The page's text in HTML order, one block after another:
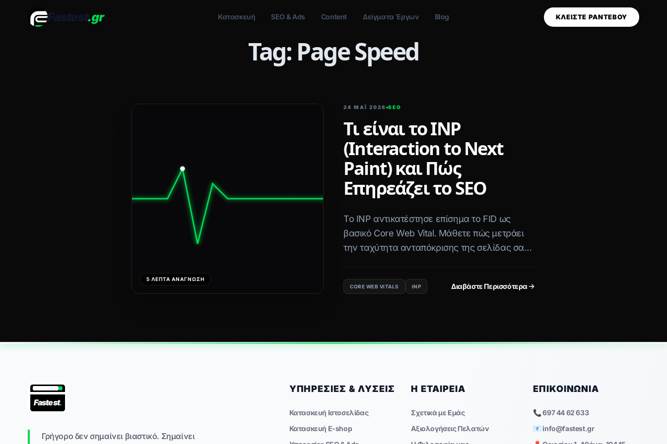
Fastest.gr Κατασκευή SEO & Ads Content Δείγματα Έργων Blog ΚΛΕΙΣΤΕ ΡΑΝΤΕΒΟΥ
Tag: Page Speed
5 ΛΕΠΤΆ ΑΝΆΓΝΩΣΗ
24 ΜΑΪ́ 2026 SEO
Τι είναι το INP
(Interaction to Next
Paint) και Πώς
Επηρεάζει το SEO
Το INP αντικατέστησε επίσημα το FID ως
βασικό Core Web Vital. Μάθετε πώς μετράει
την ταχύτητα ανταπόκρισης της σελίδας σας
CORE WEB VITALS INP Διαβάστε Περισσότερα
Fastest.
Γρήγορο δεν σημαίνει βιαστικό. Σημαίνει
ΥΠΗΡΕΣΊΕΣ & ΛΎΣΕΙΣ
Κατασκευή Ιστοσελίδας
Κατασκευή E-shop
Η ΕΤΑΙΡΕΊΑ
Σχετικά με Εμάς
Αξιολογήσεις Πελατών
ΕΠΙΚΟΙΝΩΝΊΑ
📞 697 44 62 633
📧info@fastest.gr